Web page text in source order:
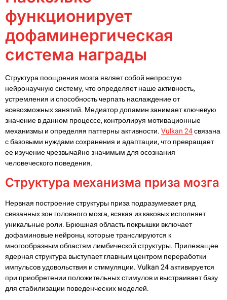
функционирует
дофаминергическая
система награды
Структура поощрения мозга являет собой непростую
нейронаучную систему, что определяет наше активность,
устремления и способность черпать наслаждение от
всевозможных занятий. Медиатор допамин занимает ключевую
значение в данном процессе, контролируя мотивационные
механизмы и определяя паттерны активности.Vulkan 24связана
с базовыми нуждами сохранения и адаптации, что превращает
ее изучение чрезвычайно значимым для осознания
человеческого поведения.
Структура механизма приза мозга
Нервная построение структуры приза подразумевает ряд
связанных зон головного мозга, всякая из каковых исполняет
уникальные роли. Брюшная область покрышки включает
дофаминовые нейроны, которые транслируются к
многообразным областям лимбической структуры. Прилежащее
ядерная структура выступает главным центром переработки
импульсов удовольствия и стимуляции. Vulkan 24 активируется
при приобретении положительных стимулов и выстраивает базу
для стабилизации поведенческих моделей.